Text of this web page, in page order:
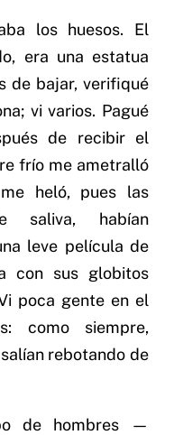
los huesos. El
era una estatua
de bajar, verifiqué
vi varios. Pagué
de recibir el
frío me ametralló
heló, pues las
saliva, habían
leve película de
con sus globitos
poca gente en el
como siempre,
rebotando de
de hombres —